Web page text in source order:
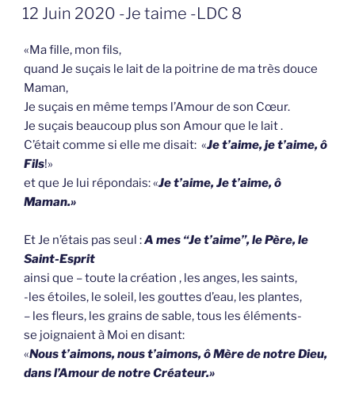
GEPLAATST
OP
12 Juin 2020 -Je taime -LDC 8
«Ma fille, mon fils,
quand Je suçais le lait de la poitrine de ma très douce
Maman,
Je suçais en même temps l’Amour de son Cœur.
Je suçais beaucoup plus son Amour que le lait .
C’était comme si elle me disait: «Je t’aime, je t’aime, ô
Fils!»
et que Je lui répondais: «Je t’aime, Je t’aime, ô
Maman.»
Et Je n’étais pas seul :A mes “Je t’aime”, le Père, le
Saint-Esprit
ainsi que – toute la création , les anges, les saints,
-les étoiles, le soleil, les gouttes d’eau, les plantes,
– les fleurs, les grains de sable, tous les éléments-
se joignaient à Moi en disant:
«Nous t’aimons, nous t’aimons, ô Mère de notre Dieu,
dans l’Amour de notre Créateur.»